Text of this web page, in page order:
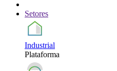
Setores
Industrial
Plataforma